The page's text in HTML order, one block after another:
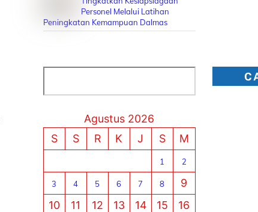
Personel Melalui Latihan
Peningkatan Kemampuan Dalmas
Agustus 2026
S
S R K J S M
1 2
3 4 5 6 7 8
9
10
11 12 13 14 15
16